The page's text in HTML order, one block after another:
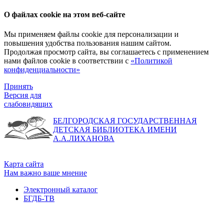
О файлах cookie на этом веб-сайте
Мы применяем файлы cookie для персонализации и
повышения удобства пользования нашим сайтом.
Продолжая просмотр сайта, вы соглашаетесь с применением
нами файлов cookie в соответствии с «Политикой
конфиденциальности»
Принять
Версия для
слабовидящих
БЕЛГОРОДСКАЯ ГОСУДАРСТВЕННАЯ
ДЕТСКАЯ БИБЛИОТЕКА ИМЕНИ
А.А.ЛИХАНОВА
Карта сайта
Нам важно ваше мнение
Электронный каталог
БГДБ-ТВ